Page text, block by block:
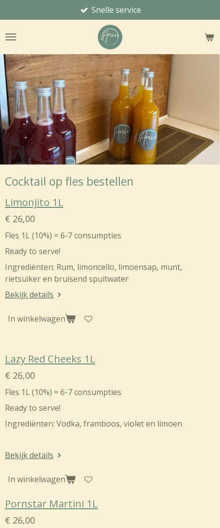
direct
naar
hoofdinhoud
Snelle service
Cocktail op fles bestellen
Limonjito 1L
€ 26,00
Fles 1L (10%) = 6-7 consumpties
Ready to serve!
Ingrediënten: Rum, limoncello, limoensap, munt,
rietsuiker en bruisend spuitwater
Bekijk details
In winkelwagen
Lazy Red Cheeks 1L
€ 26,00
Fles 1L (10%) = 6-7 consumpties
Ready to serve!
Ingrediënten: Vodka, framboos, violet en limoen
Bekijk details
In winkelwagen
Pornstar Martini 1L
€ 26,00